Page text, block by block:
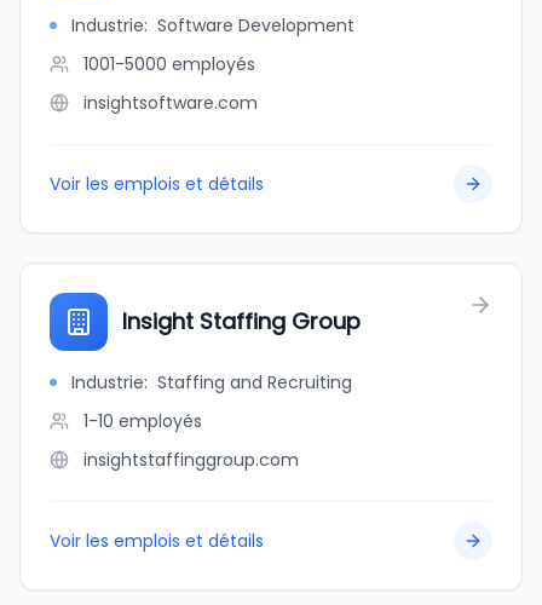
Industrie: Software Development
1001-5000 employés
insightsoftware.com
Voir les emplois et détails
Insight Staffing Group
Industrie: Staffing and Recruiting
1-10 employés
insightstaffinggroup.com
Voir les emplois et détails